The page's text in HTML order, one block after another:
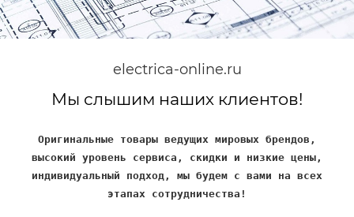
electrica-online.ru
Мы слышим наших клиентов!
Оригинальные товары ведущих мировых брендов,
высокий уровень сервиса, скидки и низкие цены,
индивидуальный подход, мы будем с вами на всех
этапах сотрудничества!